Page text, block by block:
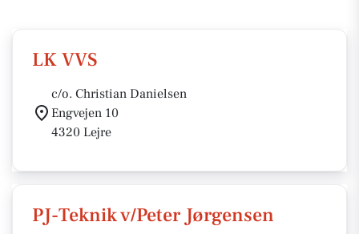
LK VVS
c/o. Christian Danielsen
Engvejen 10
4320 Lejre
PJ-Teknik v/Peter Jørgensen